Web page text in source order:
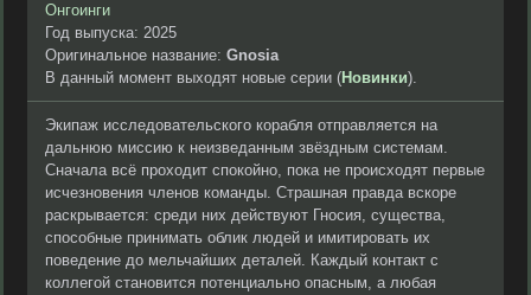
Онгоинги
Год выпуска: 2025
Оригинальное название: Gnosia
В данный момент выходят новые серии (Новинки).
Экипаж исследовательского корабля отправляется на
дальнюю миссию к неизведанным звёздным системам.
Сначала всё проходит спокойно, пока не происходят первые
исчезновения членов команды. Страшная правда вскоре
раскрывается: среди них действуют Гносия, существа,
способные принимать облик людей и имитировать их
поведение до мельчайших деталей. Каждый контакт с
коллегой становится потенциально опасным, а любая